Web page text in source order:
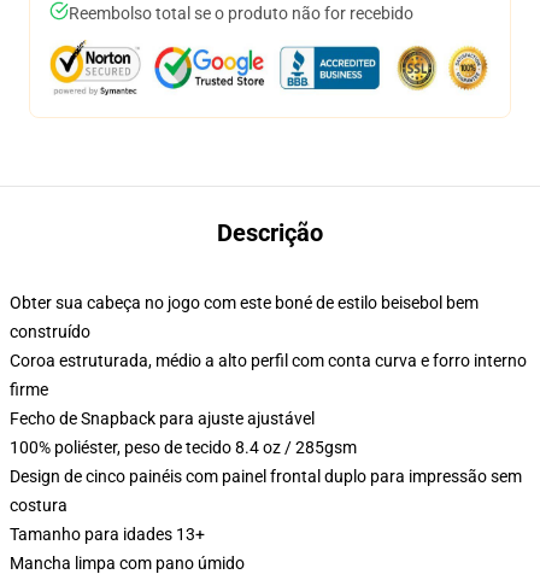
Reembolso total se o produto não for recebido
Descrição
Obter sua cabeça no jogo com este boné de estilo beisebol bem
construído
Coroa estruturada, médio a alto perfil com conta curva e forro interno
firme
Fecho de Snapback para ajuste ajustável
100% poliéster, peso de tecido 8.4 oz / 285gsm
Design de cinco painéis com painel frontal duplo para impressão sem
costura
Tamanho para idades 13+
Mancha limpa com pano úmido